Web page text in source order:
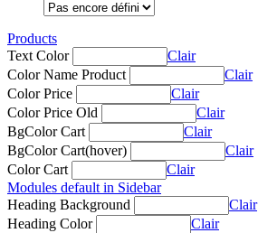
Products
Text Color
Clair
Color Name Product
Clair
Color Price
Clair
Color Price Old
Clair
BgColor Cart
Clair
BgColor Cart(hover)
Clair
Color Cart
Clair
Modules default in Sidebar
Heading Background
Clair
Heading Color
Clair